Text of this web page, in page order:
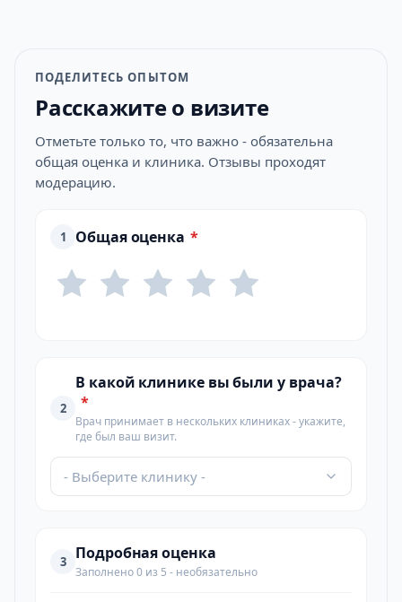
ПОДЕЛИТЕСЬ ОПЫТОМ
Расскажите о визите
Отметьте только то, что важно - обязательна
общая оценка и клиника. Отзывы проходят
модерацию.
1 Общая оценка *
2
В какой клинике вы были у врача?
*
Врач принимает в нескольких клиниках - укажите,
где был ваш визит.
- Выберите клинику -
3 Подробная оценка
Заполнено 0 из 5 - необязательно